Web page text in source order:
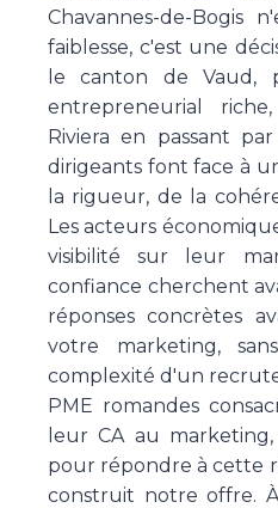
Chavannes-de-Bogis
faiblesse, c'est une
le canton de Vaud,
entrepreneurial
Riviera en passant
dirigeants font face à
la rigueur, de la
Les acteurs
visibilité sur leur
confiance cherchent
réponses concrètes
votre marketing,
complexité d'un
PME romandes
leur CA au
pour répondre à cette
construit notre offre. À